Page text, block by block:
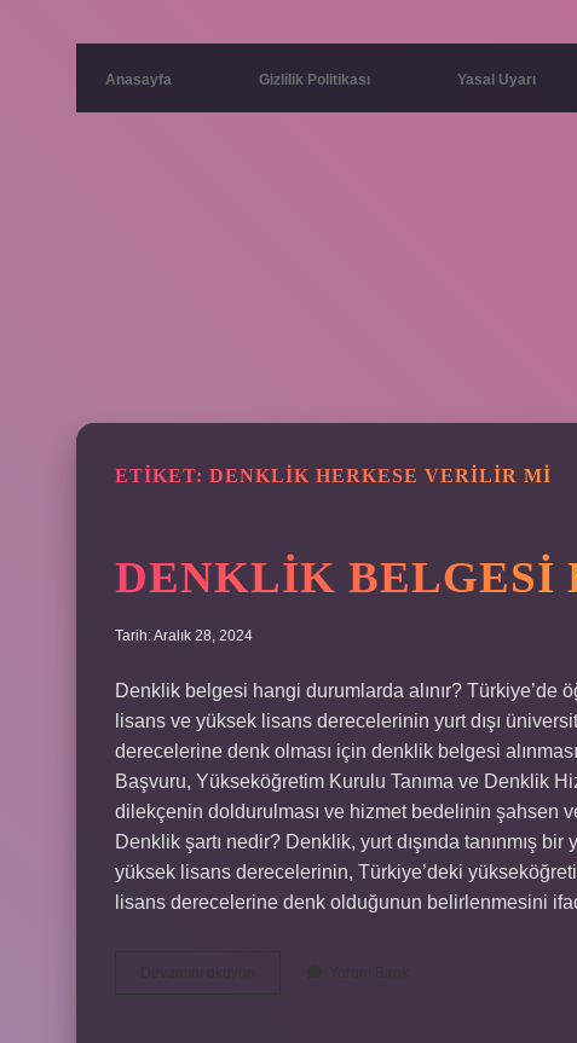
Anasayfa Gizlilik Politikası Yasal Uyarı
ETIKET: DENKLIK HERKESE VERILIR MI
DENKLIK
Tarih: Aralık 28, 2024
Denklik belgesi hangi durumlarda alınır? Türkiye’de
lisans ve yüksek lisans derecelerinin yurt dışı
derecelerine denk olması için denklik belgesi
Başvuru, Yükseköğretim Kurulu Tanıma ve Denklik
dilekçenin doldurulması ve hizmet bedelinin şahsen
Denklik şartı nedir? Denklik, yurt dışında tanınmış
yüksek lisans derecelerinin, Türkiye’deki
lisans derecelerine denk olduğunun belirlenmesini